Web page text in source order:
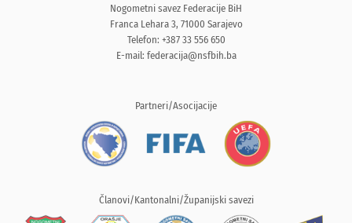
Nogometni savez Federacije BiH
Franca Lehara 3, 71000 Sarajevo
Telefon: +387 33 556 650
E-mail: federacija@nsfbih.ba
Partneri/Asocijacije
Članovi/Kantonalni/Županijski savezi